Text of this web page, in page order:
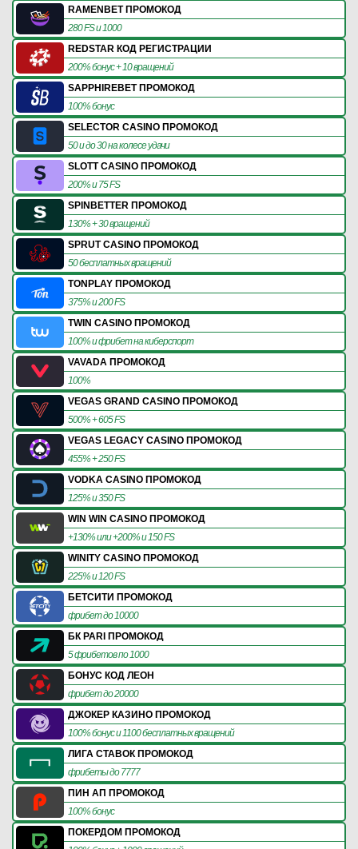
RAMENBET ПРОМОКОД
280 FS и 1000
REDSTAR КОД РЕГИСТРАЦИИ
200% бонус + 10 вращений
SAPPHIREBET ПРОМОКОД
100% бонус
SELECTOR CASINO ПРОМОКОД
50 и до 30 на колесе удачи
SLOTT CASINO ПРОМОКОД
200% и 75 FS
SPINBETTER ПРОМОКОД
130% + 30 вращений
SPRUT CASINO ПРОМОКОД
50 бесплатных вращений
TONPLAY ПРОМОКОД
375% и 200 FS
TWIN CASINO ПРОМОКОД
100% и фрибет на киберспорт
VAVADA ПРОМОКОД
100%
VEGAS GRAND CASINO ПРОМОКОД
500% + 605 FS
VEGAS LEGACY CASINO ПРОМОКОД
455% + 250 FS
VODKA CASINO ПРОМОКОД
125% и 350 FS
WIN WIN CASINO ПРОМОКОД
+130% или +200% и 150 FS
WINITY CASINO ПРОМОКОД
225% и 120 FS
БЕТСИТИ ПРОМОКОД
фрибет до 10000
БК PARI ПРОМОКОД
5 фрибетов по 1000
БОНУС КОД ЛЕОН
фрибет до 20000
ДЖОКЕР КАЗИНО ПРОМОКОД
100% бонус и 1100 бесплатных вращений
ЛИГА СТАВОК ПРОМОКОД
фрибеты до 7777
ПИН АП ПРОМОКОД
100% бонус
ПОКЕРДОМ ПРОМОКОД